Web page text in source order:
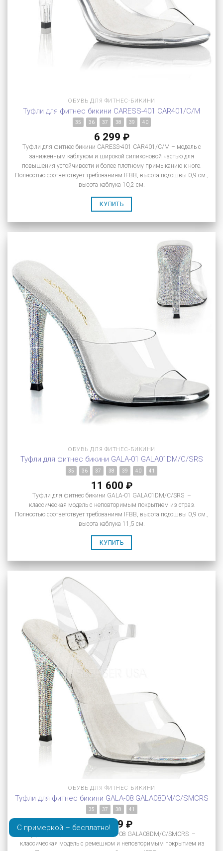
ОБУВЬ ДЛЯ ФИТНЕС-БИКИНИ
Туфли для фитнес бикини CARESS-401 CAR401/C/M
35 36 37 38 39 40
6 299 ₽
Туфли для фитнес бикини CARESS-401 CAR401/C/M – модель с
заниженным каблуком и широкой силиконовой частью для
повышения устойчивости и более плотному примыканию к ноге.
Полностью соответствует требованиям IFBB, высота подошвы 0,9 см.,
высота каблука 10,2 см.
КУПИТЬ
ОБУВЬ ДЛЯ ФИТНЕС-БИКИНИ
Туфли для фитнес бикини GALA-01 GALA01DM/C/SRS
35 36 37 38 39 40 41
11 600 ₽
Туфли для фитнес бикини GALA-01 GALA01DM/C/SRS –
классическая модель с неповторимым покрытием из страз.
Полностью соответствует требованиям IFBB, высота подошвы 0,9 см.,
высота каблука 11,5 см.
КУПИТЬ
ОБУВЬ ДЛЯ ФИТНЕС-БИКИНИ
Туфли для фитнес бикини GALA-08 GALA08DM/C/SMCRS
35 37 38 41
11 899 ₽
Туфли для фитнес бикини GALA-08 GALA08DM/C/SMCRS –
классическая модель с ремешком и неповторимым покрытием из
С примеркой – бесплатно!